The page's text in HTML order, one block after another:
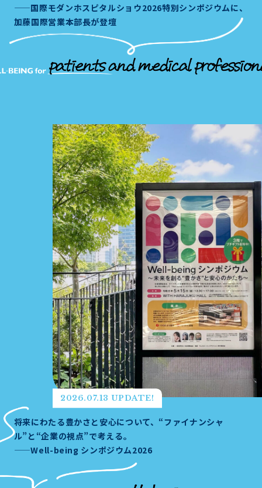
——国際モダンホスピタルショウ2026特別シンポジウムに、
加藤国際営業本部長が登壇
2026.07.13 UPDATE!
将来にわたる豊かさと安心について、“ファイナンシャ
ル”と“企業の視点”で考える。
——Well-being シンポジウム2026